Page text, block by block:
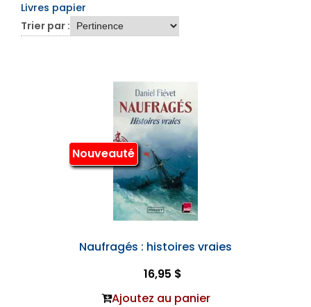
Livres papier
Trier par :
Nouveauté
Naufragés : histoires vraies
16,95 $
Ajoutez au panier